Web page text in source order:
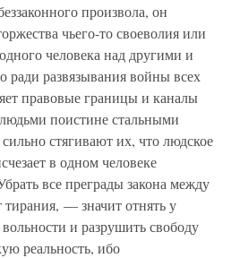
произвола, он
чьего-то своеволия или
человека над другими и
ради развязывания войны всех
правовые границы и каналы
поистине стальными
стягивают их, что людское
в одном человеке
все преграды закона между
тирания, — значит отнять у
и разрушить свободу
реальность, ибо